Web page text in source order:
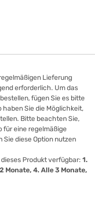
Lieferung
erforderlich. Um das
fügen Sie es bitte
haben Sie die Möglichkeit,
Bitte beachten Sie,
für eine regelmäßige
Sie diese Option nutzen
Produkt verfügbar: 1.
Monate, 4. Alle 3 Monate,